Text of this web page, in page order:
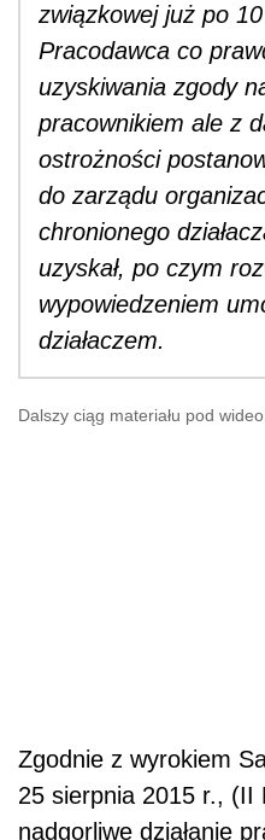
związkowej już po
Pracodawca co
uzyskiwania zgody
pracownikiem ale z
ostrożności
do zarządu
chronionego
uzyskał, po czym
wypowiedzeniem
działaczem.
Dalszy ciąg materiału pod wideo
Zgodnie z wyrokiem
25 sierpnia 2015 r., (II
nadgorliwe działanie